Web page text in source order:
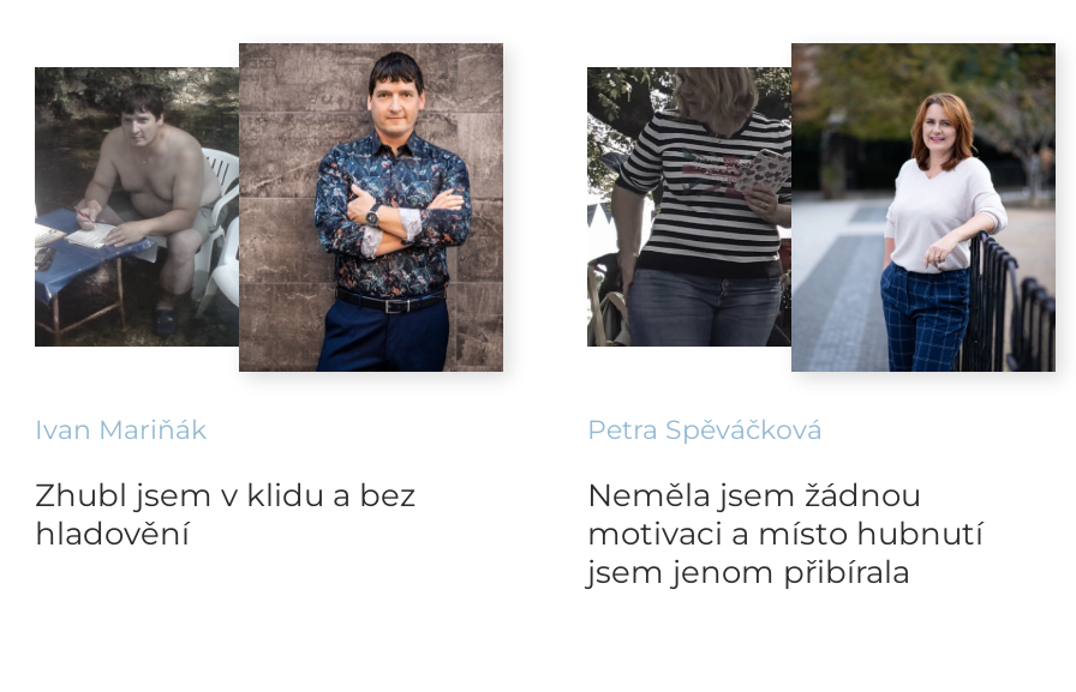
Ivan Mariňák
Zhubl jsem v klidu a bez
hladovění
Petra Spěváčková
Neměla jsem žádnou
motivaci a místo hubnutí
jsem jenom přibírala